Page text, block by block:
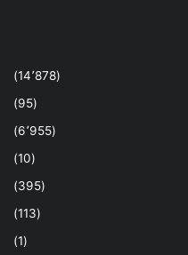
(14٬878)
(95)
(6٬955)
(10)
(395)
(113)
(1)